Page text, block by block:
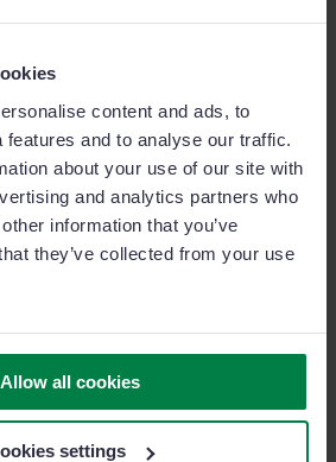
content and ads, to
features and to analyse our traffic.
about your use of our site with
and analytics partners who
information that you’ve
they’ve collected from your use
Allow all cookies
settings
número de personas
los resultados
Sage Sales
clave"